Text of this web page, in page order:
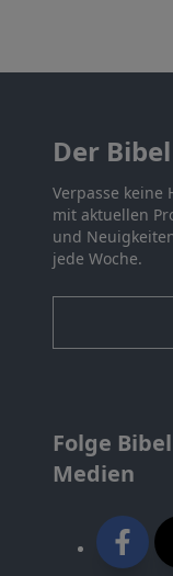
Der
Verpasse keine
mit aktuellen
und
jede Woche.
Folge
Medien